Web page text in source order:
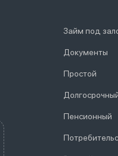
Займ под
Документы
Простой
Пенсионный